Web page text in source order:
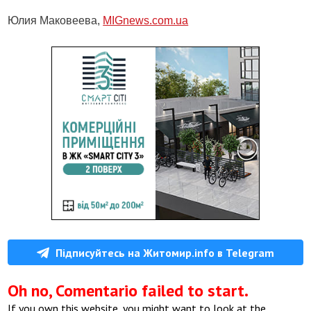
Юлия Маковеева, MIGnews.com.ua
Підписуйтесь на Житомир.info в Telegram
Oh no, Comentario failed to start.
If you own this website, you might want to look at the